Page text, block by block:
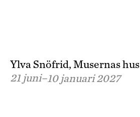
Ylva Snöfrid, Musernas hus
21 juni–10 januari 2027